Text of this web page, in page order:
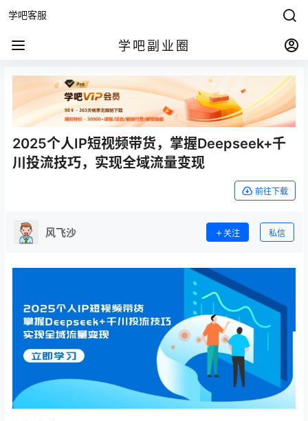
学吧客服
学吧副业圈
2025个人IP短视频带货，掌握Deepseek+千
川投流技巧，实现全域流量变现
前往下载
风飞沙 关注 私信